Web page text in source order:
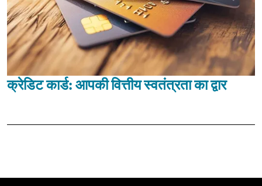
क्रेडिट कार्ड: आपकी वित्तीय स्वतंत्रता का द्वार